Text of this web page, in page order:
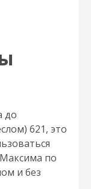
до
621, это
по
и без